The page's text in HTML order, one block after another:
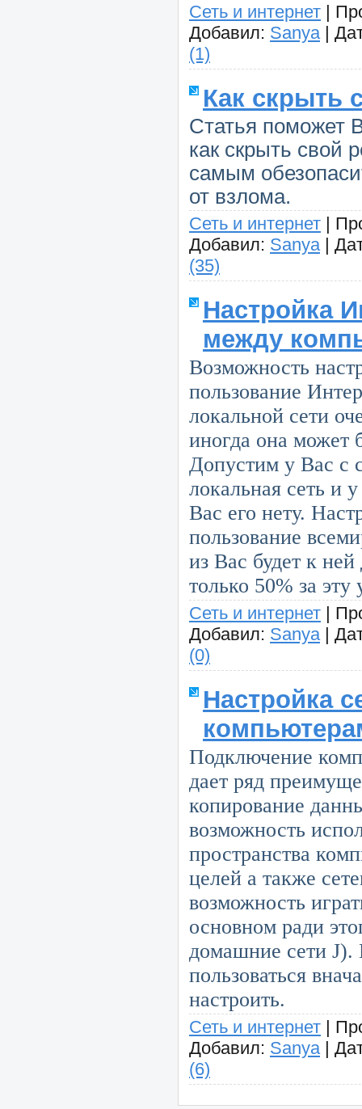
Сеть и интернет |
Добавил: Sanya |
(1)
Как скрыть
Статья поможет
как скрыть свой
самым
от взлома.
Сеть и интернет |
Добавил: Sanya |
(35)
Настройка
между
Возможность
пользование
локальной сети
иногда она может
Допустим у Вас с
локальная сеть и
Вас его нету.
пользование
из Вас будет к ней
только 50% за эту
Сеть и интернет |
Добавил: Sanya |
(0)
Настройка
Подключение
дает ряд
копирование
возможность
пространства
целей а также
возможность
основном ради
домашние сети J).
пользоваться
настроить.
Сеть и интернет |
Добавил: Sanya |
(6)